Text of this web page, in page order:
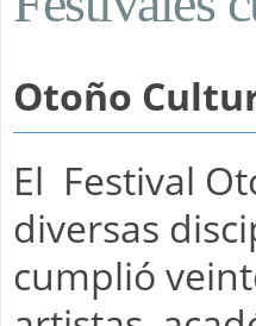
Otoño
El Festival
diversas
cumplió